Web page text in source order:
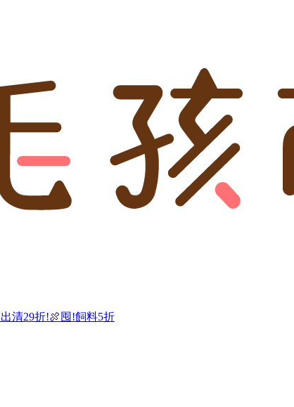
清29折!🍖囤!飼料5折